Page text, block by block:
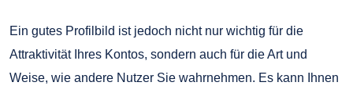
Ein gutes Profilbild ist jedoch nicht nur wichtig für die
Attraktivität Ihres Kontos, sondern auch für die Art und
Weise, wie andere Nutzer Sie wahrnehmen. Es kann Ihnen